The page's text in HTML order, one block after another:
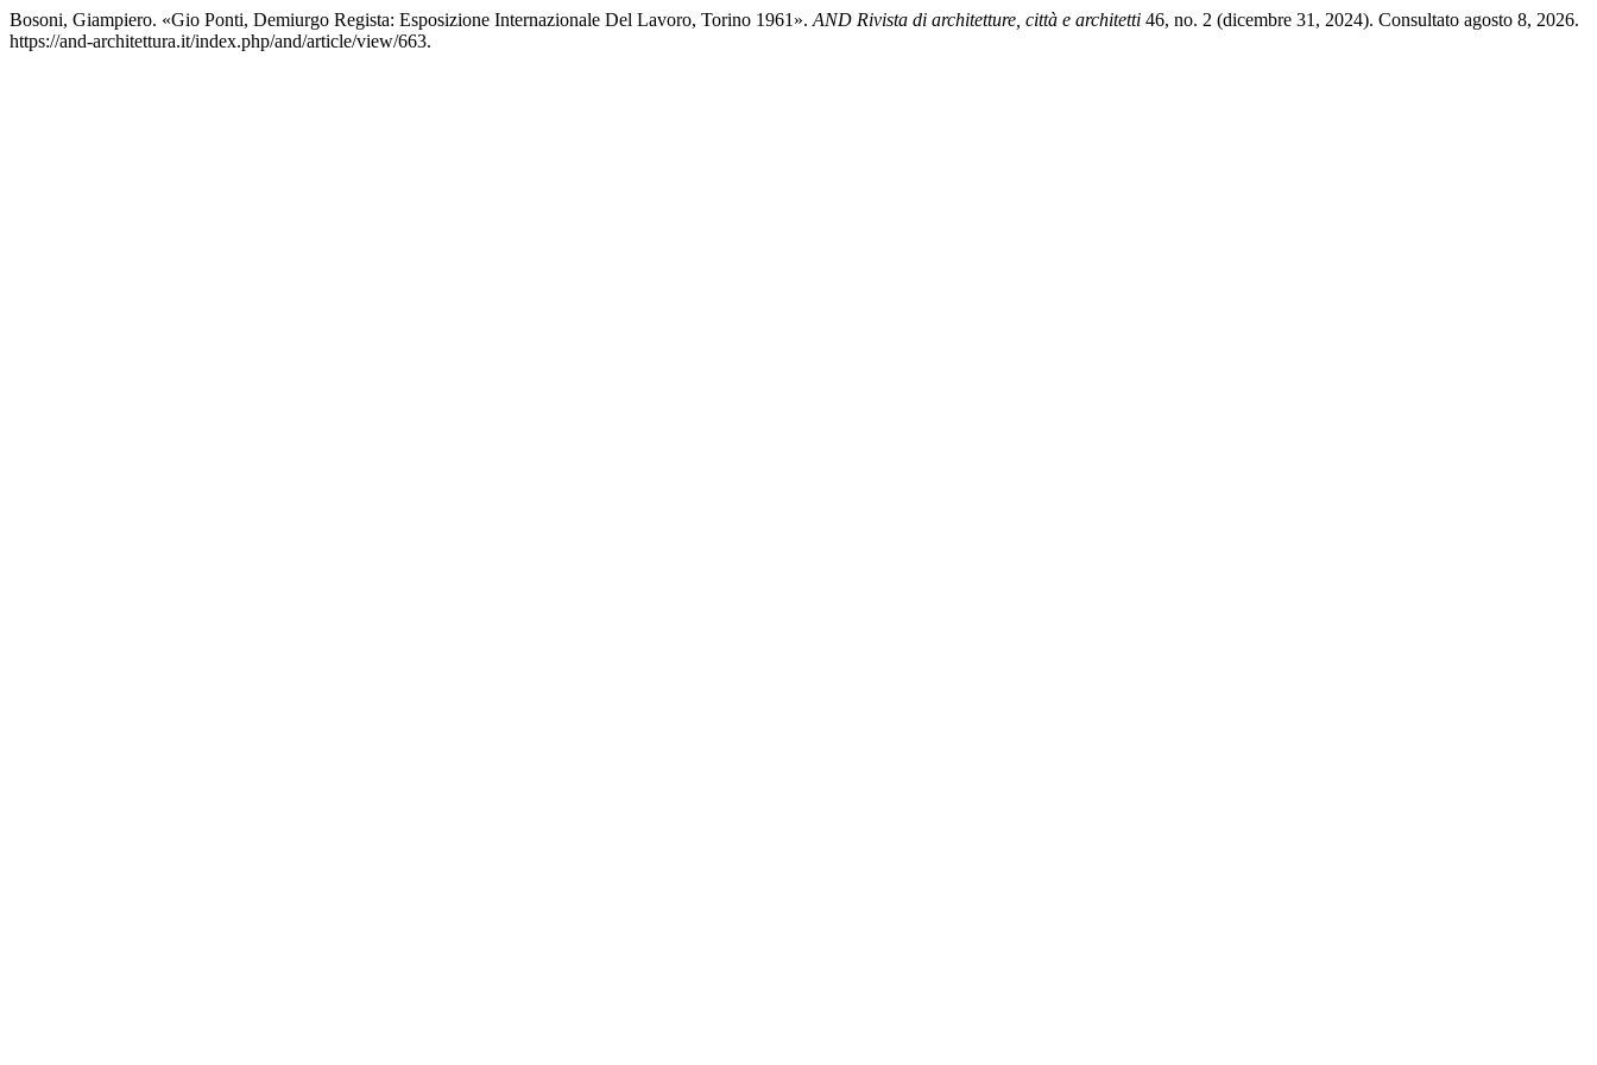
Bosoni, Giampiero. «Gio Ponti, Demiurgo Regista: Esposizione Internazionale Del Lavoro, Torino 1961». AND Rivista di architetture, città e architetti 46, no. 2 (dicembre 31, 2024). Consultato agosto 8, 2026.
https://and-architettura.it/index.php/and/article/view/663.